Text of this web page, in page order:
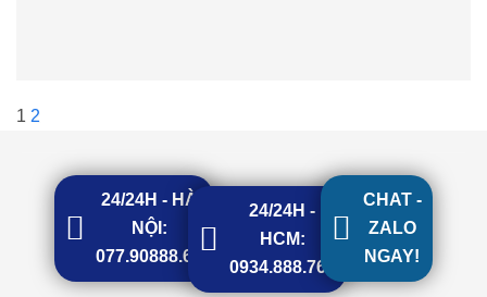
1 2
24/24H - HÀ
NỘI:
077.90888.68
24/24H -
HCM:
0934.888.768
CHAT -
ZALO
NGAY!